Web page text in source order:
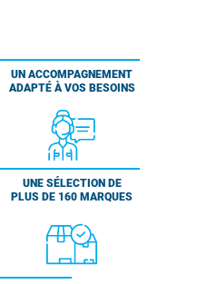
UN ACCOMPAGNEMENT
ADAPTÉ À VOS BESOINS
UNE SÉLECTION DE
PLUS DE 160 MARQUES